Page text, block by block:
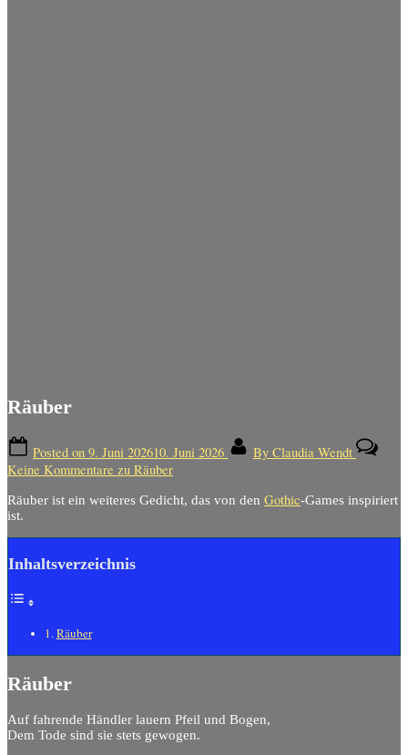
Räuber
Posted on 9. Juni 202610. Juni 2026 By Claudia Wendt
Keine Kommentare zu Räuber
Räuber ist ein weiteres Gedicht, das von den Gothic-Games inspiriert
ist.
Inhaltsverzeichnis
Räuber
Räuber
Auf fahrende Händler lauern Pfeil und Bogen,
Dem Tode sind sie stets gewogen.